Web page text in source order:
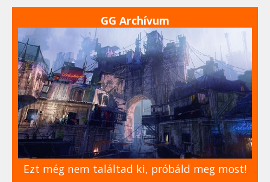
GG Archívum
Ezt még nem találtad ki, próbáld meg most!